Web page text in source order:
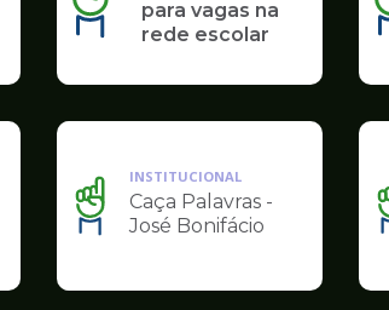
para vagas na
rede escolar
Ilustração
da
de
INSTITUCIONAL
Caça Palavras -
José Bonifácio